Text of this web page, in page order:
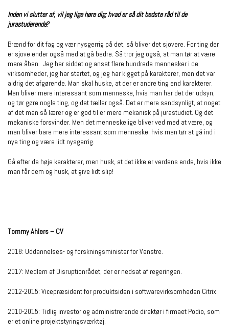
Inden vi slutter af, vil jeg lige høre dig; hvad er så dit bedste råd til de
jurastuderende?
Brænd for dit fag og vær nysgerrig på det, så bliver det sjovere. For ting der
er sjove ender også med at gå bedre. Så tror jeg også, at man tør at være
mere åben. Jeg har siddet og ansat flere hundrede mennesker i de
virksomheder, jeg har startet, og jeg har kigget på karakterer, men det var
aldrig det afgørende. Man skal huske, at der er andre ting end karakterer.
Man bliver mere interessant som menneske, hvis man har det der udsyn,
og tør gøre nogle ting, og det tæller også. Det er mere sandsynligt, at noget
af det man så lærer og er god til er mere mekanisk på jurastudiet. Og det
mekaniske forsvinder. Men det menneskelige bliver ved med at være, og
man bliver bare mere interessant som menneske, hvis man tør at gå ind i
nye ting og være lidt nysgerrig.
Gå efter de høje karakterer, men husk, at det ikke er verdens ende, hvis ikke
man får dem og husk, at give lidt slip!
Tommy Ahlers – CV
2018: Uddannelses- og forskningsminister for Venstre.
2017: Medlem af Disruptionrådet, der er nedsat af regeringen.
2012-2015: Vicepræsident for produktsiden i softwarevirksomheden Citrix.
2010-2015: Tidlig investor og administrerende direktør i firmaet Podio, som
er et online projektstyringsværktøj.